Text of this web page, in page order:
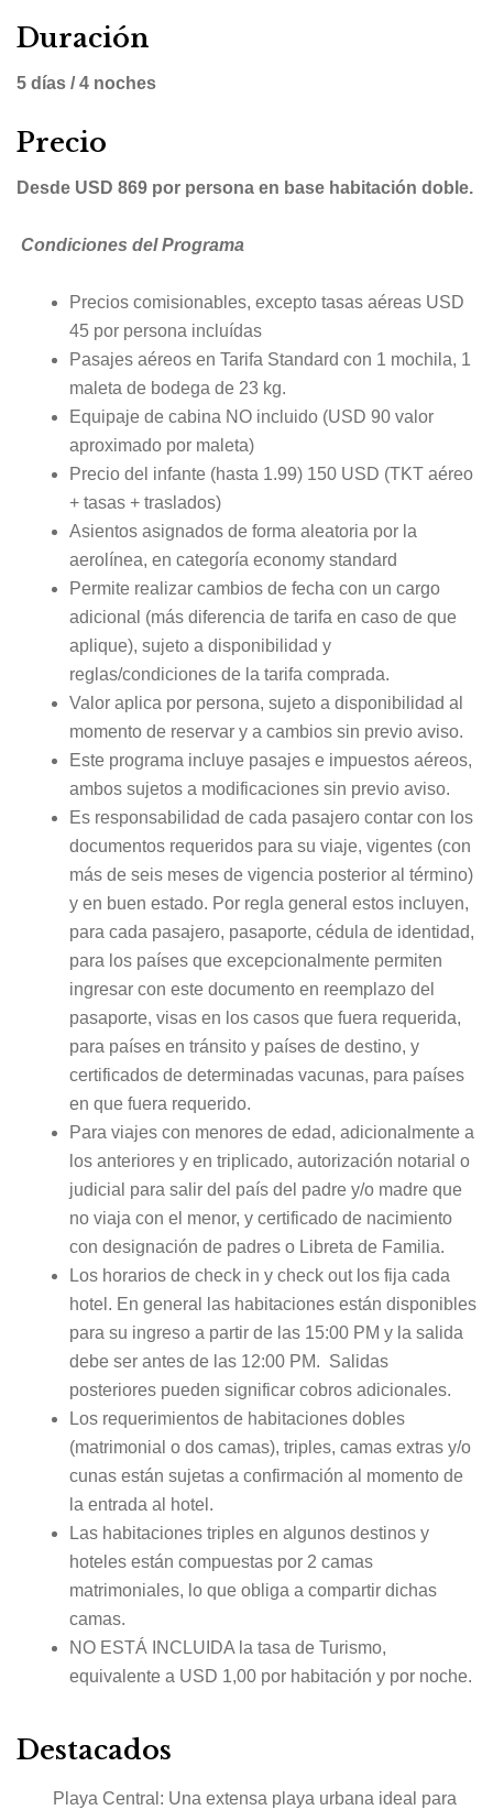
Duración
5 días / 4 noches
Precio
Desde USD 869 por persona en base habitación doble.
Condiciones del Programa
Precios comisionables, excepto tasas aéreas USD
45 por persona incluídas
Pasajes aéreos en Tarifa Standard con 1 mochila, 1
maleta de bodega de 23 kg.
Equipaje de cabina NO incluido (USD 90 valor
aproximado por maleta)
Precio del infante (hasta 1.99) 150 USD (TKT aéreo
+ tasas + traslados)
Asientos asignados de forma aleatoria por la
aerolínea, en categoría economy standard
Permite realizar cambios de fecha con un cargo
adicional (más diferencia de tarifa en caso de que
aplique), sujeto a disponibilidad y
reglas/condiciones de la tarifa comprada.
Valor aplica por persona, sujeto a disponibilidad al
momento de reservar y a cambios sin previo aviso.
Este programa incluye pasajes e impuestos aéreos,
ambos sujetos a modificaciones sin previo aviso.
Es responsabilidad de cada pasajero contar con los
documentos requeridos para su viaje, vigentes (con
más de seis meses de vigencia posterior al término)
y en buen estado. Por regla general estos incluyen,
para cada pasajero, pasaporte, cédula de identidad,
para los países que excepcionalmente permiten
ingresar con este documento en reemplazo del
pasaporte, visas en los casos que fuera requerida,
para países en tránsito y países de destino, y
certificados de determinadas vacunas, para países
en que fuera requerido.
Para viajes con menores de edad, adicionalmente a
los anteriores y en triplicado, autorización notarial o
judicial para salir del país del padre y/o madre que
no viaja con el menor, y certificado de nacimiento
con designación de padres o Libreta de Familia.
Los horarios de check in y check out los fija cada
hotel. En general las habitaciones están disponibles
para su ingreso a partir de las 15:00 PM y la salida
debe ser antes de las 12:00 PM. Salidas
posteriores pueden significar cobros adicionales.
Los requerimientos de habitaciones dobles
(matrimonial o dos camas), triples, camas extras y/o
cunas están sujetas a confirmación al momento de
la entrada al hotel.
Las habitaciones triples en algunos destinos y
hoteles están compuestas por 2 camas
matrimoniales, lo que obliga a compartir dichas
camas.
NO ESTÁ INCLUIDA la tasa de Turismo,
equivalente a USD 1,00 por habitación y por noche.
Destacados
Playa Central: Una extensa playa urbana ideal para